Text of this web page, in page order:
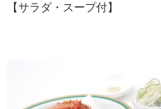
【サラダ・スープ付】